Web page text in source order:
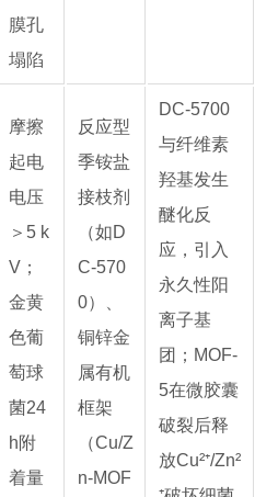
膜孔
塌陷
摩擦
起电
电压
＞5 k
V；
金黄
色葡
萄球
菌24
h附
着量
反应型
季铵盐
接枝剂
（如D
C-570
0）、
铜锌金
属有机
框架
（Cu/Z
n-MOF
DC-5700
与纤维素
羟基发生
醚化反
应，引入
永久性阳
离子基
团；MOF-
5在微胶囊
破裂后释
放Cu²⁺/Zn²